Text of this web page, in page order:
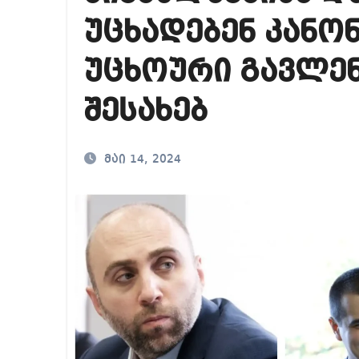
მიხეილ
თბილისში
უცხადებენ
უცხოური
შესახებ
მაი 14, 2024